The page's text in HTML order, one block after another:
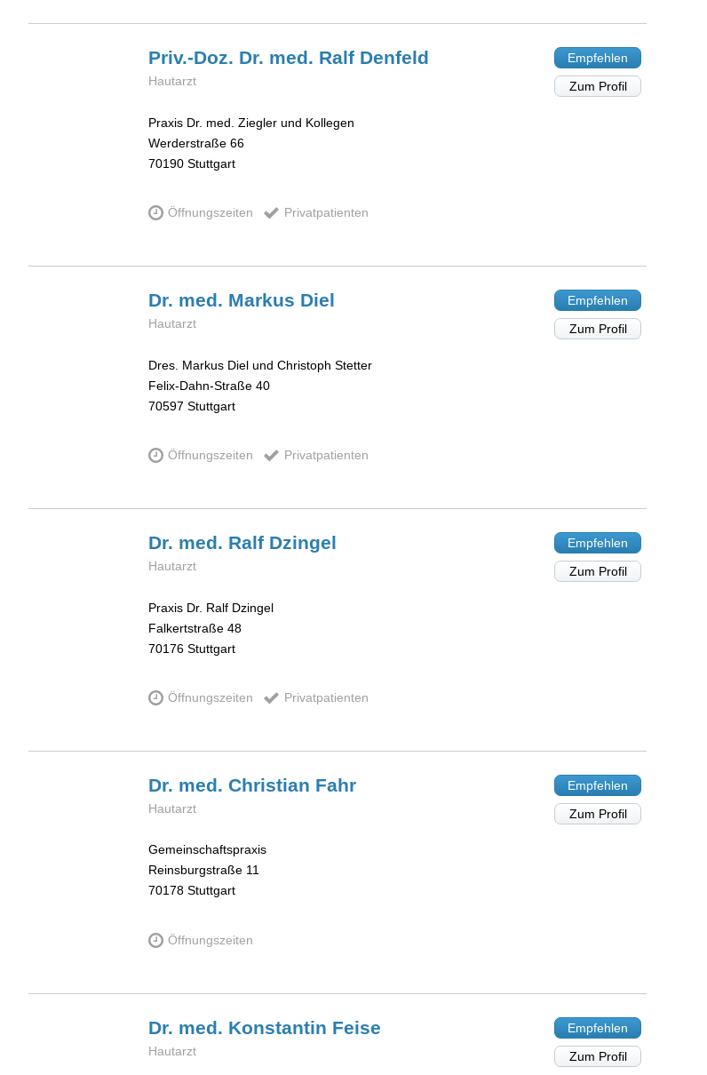
Priv.-Doz. Dr. med. Ralf Denfeld
Hautarzt
Praxis Dr. med. Ziegler und Kollegen
Werderstraße 66
70190 Stuttgart
Öffnungszeiten Privatpatienten
Empfehlen
Zum Profil
Dr. med. Markus Diel
Hautarzt
Dres. Markus Diel und Christoph Stetter
Felix-Dahn-Straße 40
70597 Stuttgart
Öffnungszeiten Privatpatienten
Empfehlen
Zum Profil
Dr. med. Ralf Dzingel
Hautarzt
Praxis Dr. Ralf Dzingel
Falkertstraße 48
70176 Stuttgart
Öffnungszeiten Privatpatienten
Empfehlen
Zum Profil
Dr. med. Christian Fahr
Hautarzt
Gemeinschaftspraxis
Reinsburgstraße 11
70178 Stuttgart
Öffnungszeiten
Empfehlen
Zum Profil
Dr. med. Konstantin Feise
Hautarzt
Empfehlen
Zum Profil